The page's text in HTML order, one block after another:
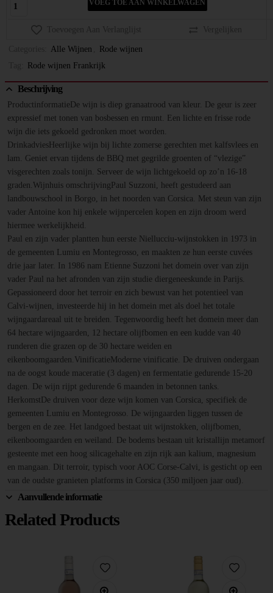
VOEG TOE AAN WINKELWAGEN
Toevoegen Aan Verlanglijst Vergelijken
Alle Wijnen
Rode wijnen
Rode wijnen Frankrijk
Beschrijving
ProductinformatieDe wijn is diep granaatrood van kleur. De geur is zeer
expressief met tonen van bosbessen en rmunt. Een lichte en frisse rode
wijn die iets gekoeld gedronken moet worden.
DrinkadviesHeerlijke wijn bij lichte zomerse gerechten met kalfsvlees en
lam. Geniet ervan tijdens de BBQ met gegrilde groenten of “vlezige”
visgerechten zoals tonijn. Serveer de wijn lichtgekoeld op zo’n 16-18
graden.Wijnhuis omschrijvingPaul Suzzoni, heeft gestudeerd aan
landbouwschool in Borgo, in het noorden van Corsica. Met steun van zijn
vader Antoine kon hij enkele wijnpercelen kopen en zijn droom werd
hiermee werkelijkheid.
Paul en zijn vader plantten hun eerste Niellucciu-wijnstokken in 1973 in
de gemeenten Lumiu en Montegrosso, en maakten ze hun eerste cuvées
drie jaar later. In 1986 nam Etienne Suzzoni het domein over van zijn
vader Paul na het afronden van zijn studie diergeneeskunde in Parijs.
Gepassioneerd door het terroir en zich bewust van het potentieel van
Calvi-wijnen, investeerde hij in het domein met als doel het totale
wijngaardareaal uit te breiden. Tegenwoordig heeft het domein meer dan
64 hectare wijngaarden, 12 hectare olijfbomen en een kudde van 40
runderen die grazen op de 30 hectare weiden en
eikenboomgaarden.VinificatieModerne vinificatie. De druiven ondergaan
na de oogst koude maceratie (3 dagen) en fermentatie gedurende 15-20
dagen. De wijn rijpt gedurende 6 maanden in betonnen tanks.
HerkomstDe druiven voor deze wijn komen van Corsica, specifiek de
gemeenten Lumiu en Montegrosso. De wijngaarden liggen tussen de
bergen en de zee. Het landgoed bestaat uit wijnstokken, olijfbomen,
eikenboomgaarden en weiland. De bodems bestaan uit kristallijn metamorf
gesteente met een hoog silicagehalte en zijn rijk aan kalium, magnesium
en mangaan. Dit terroir, typisch voor AOC Corse-Calvi, is gesticht op een
van de oudste granieten platforms in Corsica (350 miljoen jaar oud).
Aanvullende informatie
Related Products